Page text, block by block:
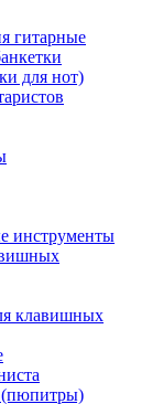
гитарные
для нот)
инструменты
клавишных
(пюпитры)